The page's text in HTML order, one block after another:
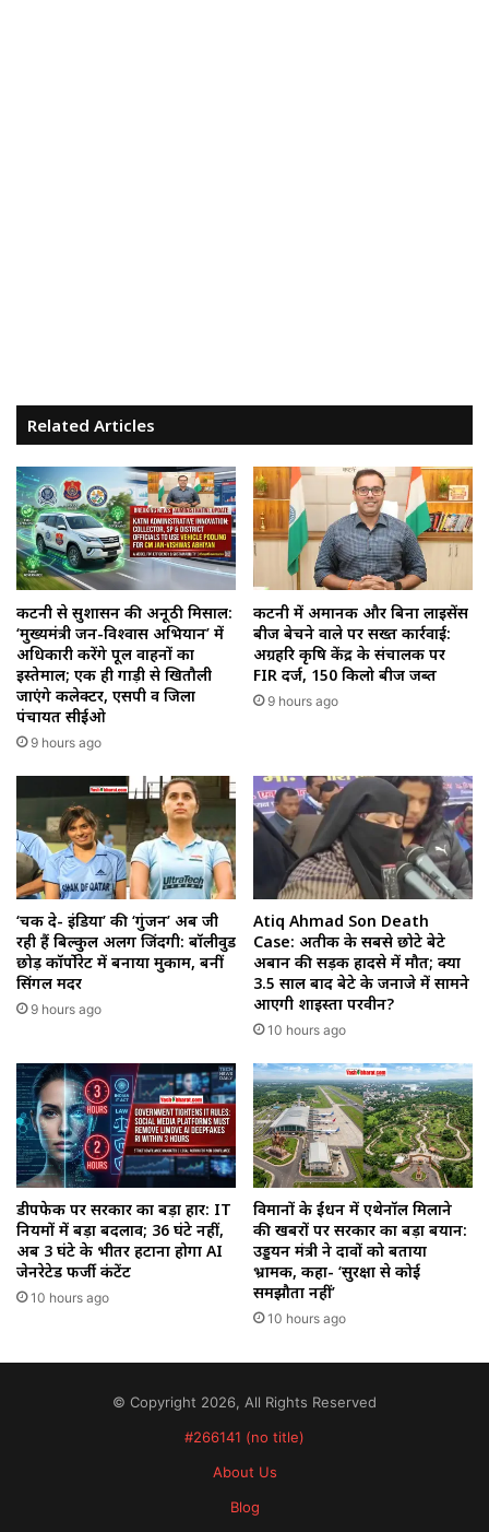
Related Articles
कटनी से सुशासन की अनूठी मिसाल:
‘मुख्यमंत्री जन-विश्वास अभियान’ में
अधिकारी करेंगे पूल वाहनों का
इस्तेमाल; एक ही गाड़ी से खितौली
जाएंगे कलेक्टर, एसपी व जिला
पंचायत सीईओ
9 hours ago
कटनी में अमानक और बिना लाइसेंस
बीज बेचने वाले पर सख्त कार्रवाई:
अग्रहरि कृषि केंद्र के संचालक पर
FIR दर्ज, 150 किलो बीज जब्त
9 hours ago
‘चक दे- इंडिया’ की ‘गुंजन’ अब जी
रही हैं बिल्कुल अलग जिंदगी: बॉलीवुड
छोड़ कॉर्पोरेट में बनाया मुकाम, बनीं
सिंगल मदर
9 hours ago
Atiq Ahmad Son Death
Case: अतीक के सबसे छोटे बेटे
अबान की सड़क हादसे में मौत; क्या
3.5 साल बाद बेटे के जनाजे में सामने
आएगी शाइस्ता परवीन?
10 hours ago
डीपफेक पर सरकार का बड़ा प्रहार: IT
नियमों में बड़ा बदलाव; 36 घंटे नहीं,
अब 3 घंटे के भीतर हटाना होगा AI
जेनरेटेड फर्जी कंटेंट
10 hours ago
विमानों के ईंधन में एथेनॉल मिलाने
की खबरों पर सरकार का बड़ा बयान:
उड्डयन मंत्री ने दावों को बताया
भ्रामक, कहा- ‘सुरक्षा से कोई
समझौता नहीं’
10 hours ago
© Copyright 2026, All Rights Reserved
#266141 (no title)
About Us
Blog